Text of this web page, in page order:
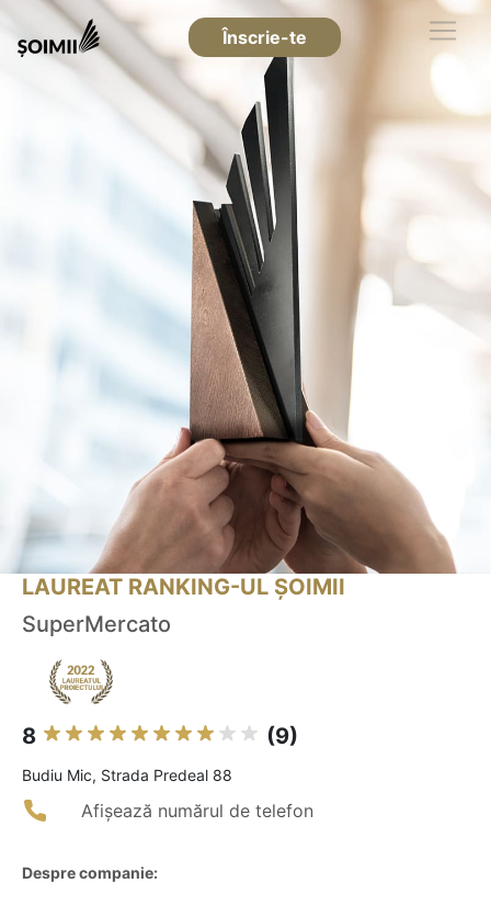
Înscrie-te
LAUREAT RANKING-UL ȘOIMII
SuperMercato
8 (9)
Budiu Mic, Strada Predeal 88
Afișează numărul de telefon
Despre companie: